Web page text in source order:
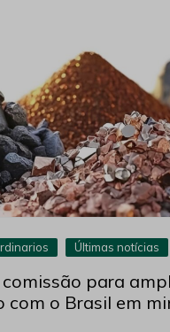
Últimas notícias
comissão para
com o Brasil em